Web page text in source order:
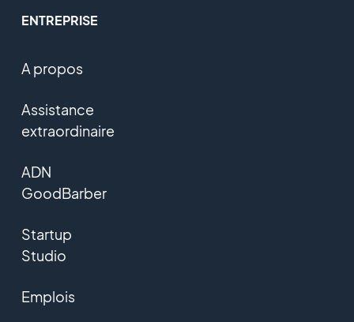
ENTREPRISE
A propos
Assistance
extraordinaire
ADN
GoodBarber
Startup
Studio
Emplois